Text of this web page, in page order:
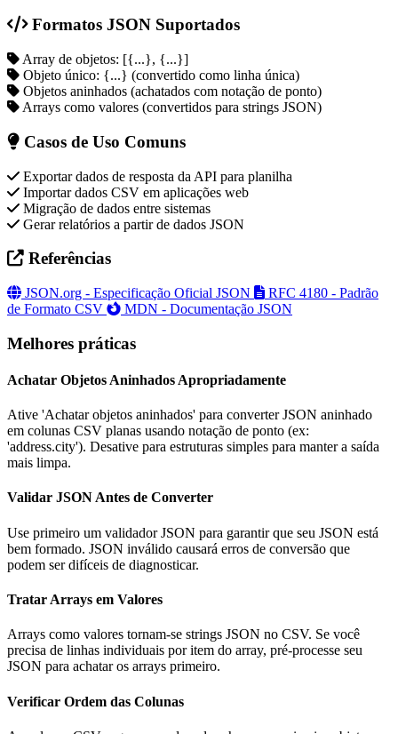
Formatos JSON Suportados
Array de objetos: [{...}, {...}]
Objeto único: {...} (convertido como linha única)
Objetos aninhados (achatados com notação de ponto)
Arrays como valores (convertidos para strings JSON)
Casos de Uso Comuns
Exportar dados de resposta da API para planilha
Importar dados CSV em aplicações web
Migração de dados entre sistemas
Gerar relatórios a partir de dados JSON
Referências
JSON.org - Especificação Oficial JSON
RFC 4180 - Padrão
de Formato CSV
MDN - Documentação JSON
Melhores práticas
Achatar Objetos Aninhados Apropriadamente
Ative 'Achatar objetos aninhados' para converter JSON aninhado
em colunas CSV planas usando notação de ponto (ex:
'address.city'). Desative para estruturas simples para manter a saída
mais limpa.
Validar JSON Antes de Converter
Use primeiro um validador JSON para garantir que seu JSON está
bem formado. JSON inválido causará erros de conversão que
podem ser difíceis de diagnosticar.
Tratar Arrays em Valores
Arrays como valores tornam-se strings JSON no CSV. Se você
precisa de linhas individuais por item do array, pré-processe seu
JSON para achatar os arrays primeiro.
Verificar Ordem das Colunas